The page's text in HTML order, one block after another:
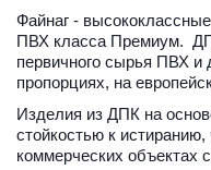
Файнаг -
ПВХ класса Премиум.
первичного сырья ПВХ и
пропорциях, на
Изделия из ДПК на
стойкостью к истиранию,
коммерческих объектах